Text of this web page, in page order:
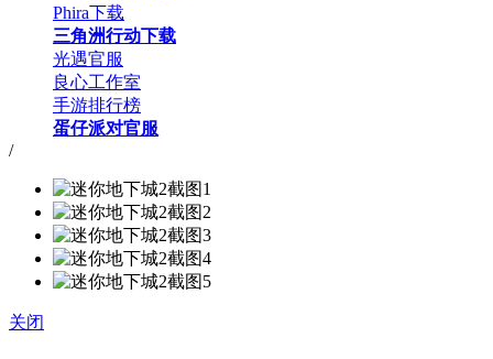
Phira下载
三角洲行动下载
光遇官服
良心工作室
手游排行榜
蛋仔派对官服
/
关闭